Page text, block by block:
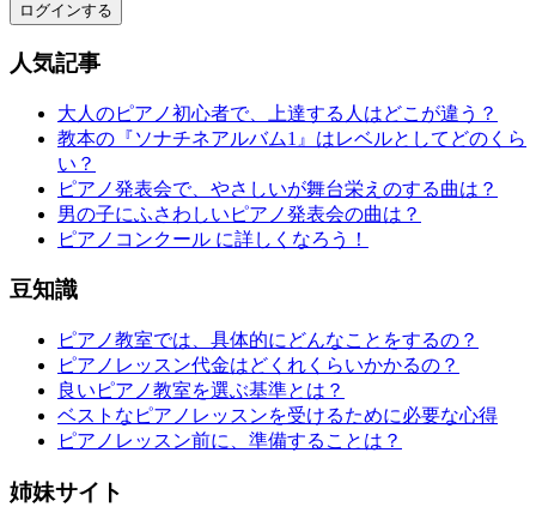
ログインする
人気記事
大人のピアノ初心者で、上達する人はどこが違う？
教本の『ソナチネアルバム1』はレベルとしてどのくら
い？
ピアノ発表会で、やさしいが舞台栄えのする曲は？
男の子にふさわしいピアノ発表会の曲は？
ピアノコンクール に詳しくなろう！
豆知識
ピアノ教室では、具体的にどんなことをするの？
ピアノレッスン代金はどくれくらいかかるの？
良いピアノ教室を選ぶ基準とは？
ベストなピアノレッスンを受けるために必要な心得
ピアノレッスン前に、準備することは？
姉妹サイト